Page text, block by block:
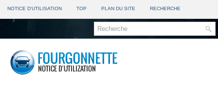
NOTICE D'UTILISATION TOP PLAN DU SITE RECHERCHE